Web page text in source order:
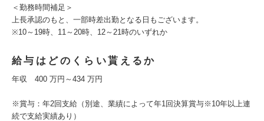
＜勤務時間補足＞
上長承認のもと、一部時差出勤となる⽇もございます。
※10～19時、11～20時、12～21時のいずれか
給与はどのくらい貰えるか
年収 400 万円～434 万円
※賞与：年2回支給（別途、業績によって年1回決算賞与※10年以上連
続で支給実績あり）